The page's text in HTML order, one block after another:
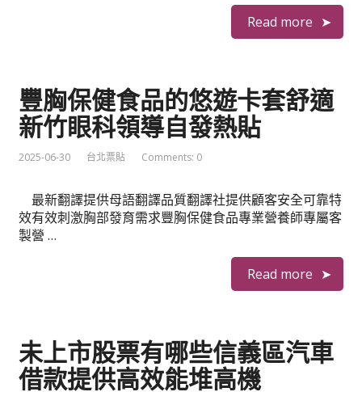
Read more
豐胸保健食品的悠遊卡套舒適
新竹眼科領導自發熱貼
2025-06-30 台北票貼 Comments: 0
最新翻譯提供母語翻譯品質翻譯社提供顧客安全可靠特
效有效刺激胸部發育需求豐胸保健食品專業營養師專屬客
製營 …
Read more
未上市股票有哪些信義區汽車
借款提供高效能堆高機